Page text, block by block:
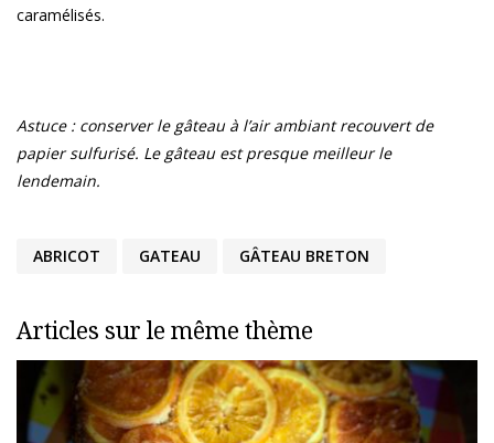
caramélisés.
Astuce : conserver le gâteau à l’air ambiant recouvert de
papier sulfurisé. Le gâteau est presque meilleur le
lendemain.
ABRICOT GATEAU GÂTEAU BRETON
Articles sur le même thème